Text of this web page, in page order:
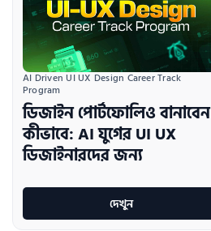
AI Driven UI UX Design Career Track
Program
ডিজাইন পোর্টফোলিও বানাবেন
কীভাবে: AI যুগের UI UX
ডিজাইনারদের জন্য
দেখুন